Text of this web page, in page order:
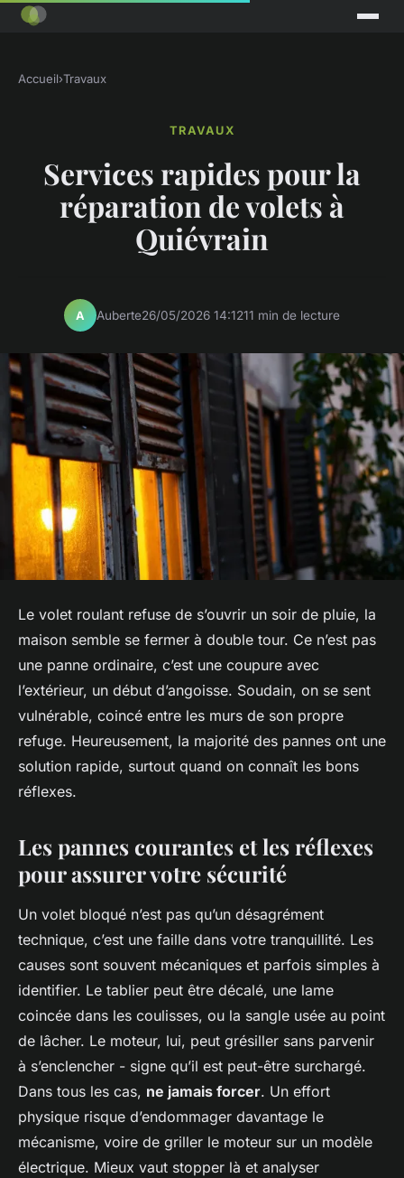
Accueil›Travaux
TRAVAUX
Services rapides pour la
réparation de volets à
Quiévrain
A Auberte26/05/2026 14:1211 min de lecture
Le volet roulant refuse de s’ouvrir un soir de pluie, la
maison semble se fermer à double tour. Ce n’est pas
une panne ordinaire, c’est une coupure avec
l’extérieur, un début d’angoisse. Soudain, on se sent
vulnérable, coincé entre les murs de son propre
refuge. Heureusement, la majorité des pannes ont une
solution rapide, surtout quand on connaît les bons
réflexes.
Les pannes courantes et les réflexes
pour assurer votre sécurité
Un volet bloqué n’est pas qu’un désagrément
technique, c’est une faille dans votre tranquillité. Les
causes sont souvent mécaniques et parfois simples à
identifier. Le tablier peut être décalé, une lame
coincée dans les coulisses, ou la sangle usée au point
de lâcher. Le moteur, lui, peut grésiller sans parvenir
à s’enclencher - signe qu’il est peut-être surchargé.
Dans tous les cas, ne jamais forcer. Un effort
physique risque d’endommager davantage le
mécanisme, voire de griller le moteur sur un modèle
électrique. Mieux vaut stopper là et analyser